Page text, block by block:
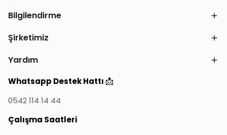
Bilgilendirme
Şirketimiz
Yardım
Whatsapp Destek Hattı 📩
0542 114 14 44
Çalışma Saatleri